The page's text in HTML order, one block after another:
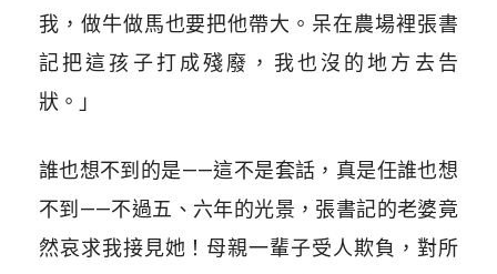
我，做牛做馬也要把他帶大。呆在農場裡張書
記把這孩子打成殘廢，我也沒的地方去告
狀。」
誰也想不到的是——這不是套話，真是任誰也想
不到——不過五、六年的光景，張書記的老婆竟
然哀求我接見她！母親一輩子受人欺負，對所